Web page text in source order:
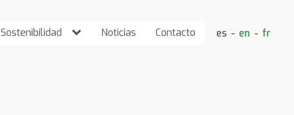
Sostenibilidad Noticias Contacto es en fr